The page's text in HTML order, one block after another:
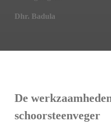
Dhr. Badula
De
schoorsteenveger